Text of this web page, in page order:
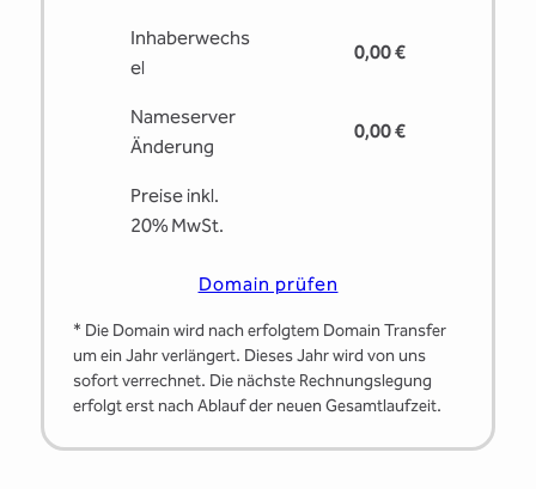
Inhaberwechs
el
0,00 €
Nameserver
Änderung
0,00 €
Preise inkl.
20% MwSt.
Domain prüfen
* Die Domain wird nach erfolgtem Domain Transfer
um ein Jahr verlängert. Dieses Jahr wird von uns
sofort verrechnet. Die nächste Rechnungslegung
erfolgt erst nach Ablauf der neuen Gesamtlaufzeit.